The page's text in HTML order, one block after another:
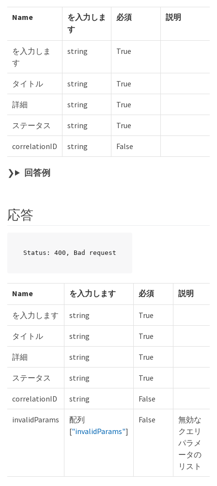
Name
を入力しま
す
必須 説明
を入力しま
す
string True
タイトル string True
詳細 string True
ステータス string True
correlationID string False
回答例
応答
Status: 400, Bad request
Name を入力します 必須 説明
を入力します string True
タイトル string True
詳細 string True
ステータス string True
correlationID string False
invalidParams
配列
["invalidParams"]
False
無効な
クエリ
パラメ
ータの
リスト